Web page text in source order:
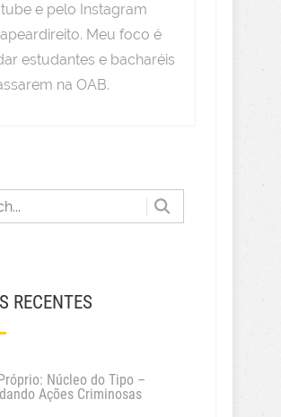
e pelo Instagram
Meu foco é
estudantes e bacharéis
na OAB.
RECENTES
Núcleo do Tipo –
Ações Criminosas